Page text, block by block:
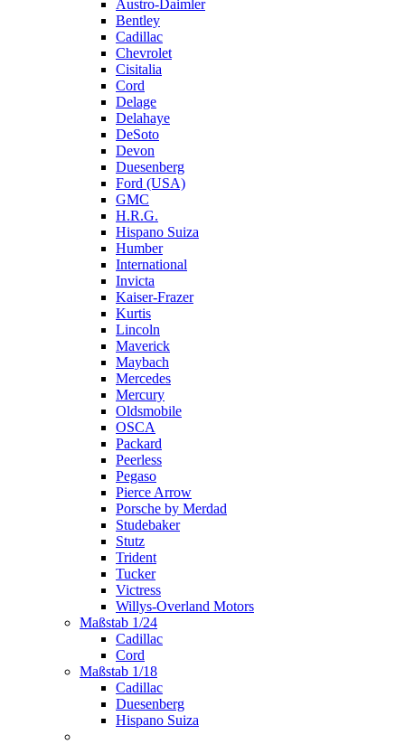
Austro-Daimler
Bentley
Cadillac
Chevrolet
Cisitalia
Cord
Delage
Delahaye
DeSoto
Devon
Duesenberg
Ford (USA)
GMC
H.R.G.
Hispano Suiza
Humber
International
Invicta
Kaiser-Frazer
Kurtis
Lincoln
Maverick
Maybach
Mercedes
Mercury
Oldsmobile
OSCA
Packard
Peerless
Pegaso
Pierce Arrow
Porsche by Merdad
Studebaker
Stutz
Trident
Tucker
Victress
Willys-Overland Motors
Maßstab 1/24
Cadillac
Cord
Maßstab 1/18
Cadillac
Duesenberg
Hispano Suiza